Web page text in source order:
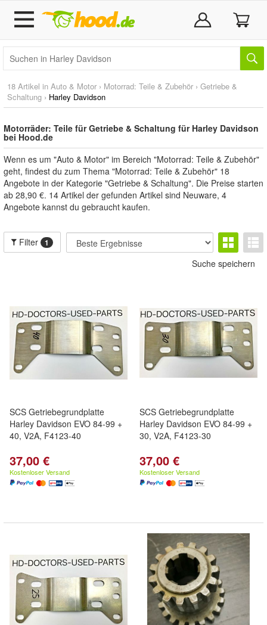
18 Artikel in Auto & Motor › Motorrad: Teile & Zubehör › Getriebe &
Schaltung › Harley Davidson
Motorräder: Teile für Getriebe & Schaltung für Harley Davidson
bei Hood.de
Wenn es um "Auto & Motor" im Bereich "Motorrad: Teile & Zubehör"
geht, findest du zum Thema "Motorrad: Teile & Zubehör" 18
Angebote in der Kategorie "Getriebe & Schaltung". Die Preise starten
ab 28,90 €. 14 Artikel der gefunden Artikel sind Neuware, 4
Angebote kannst du gebraucht kaufen.
Filter 1
Suche speichern
SCS Getriebegrundplatte
Harley Davidson EVO 84-99 +
40, V2A, F4123-40
37,00 €
Kostenloser Versand
SCS Getriebegrundplatte
Harley Davidson EVO 84-99 +
30, V2A, F4123-30
37,00 €
Kostenloser Versand